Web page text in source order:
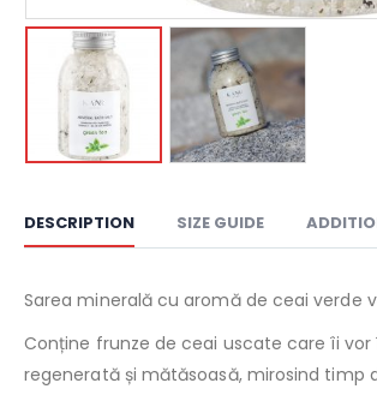
DESCRIPTION SIZE GUIDE
Sarea minerală cu aromă de ceai
Conține frunze de ceai uscate care îi
regenerată și mătăsoasă, mirosind timp